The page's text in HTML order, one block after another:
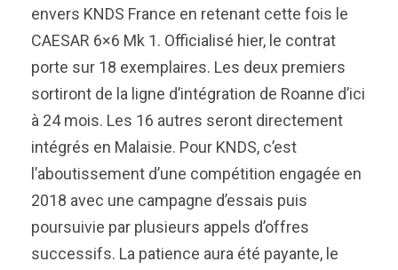
envers KNDS France en retenant cette fois le
CAESAR 6×6 Mk 1. Officialisé hier, le contrat
porte sur 18 exemplaires. Les deux premiers
sortiront de la ligne d’intégration de Roanne d’ici
à 24 mois. Les 16 autres seront directement
intégrés en Malaisie. Pour KNDS, c’est
l’aboutissement d’une compétition engagée en
2018 avec une campagne d’essais puis
poursuivie par plusieurs appels d’offres
successifs. La patience aura été payante, le